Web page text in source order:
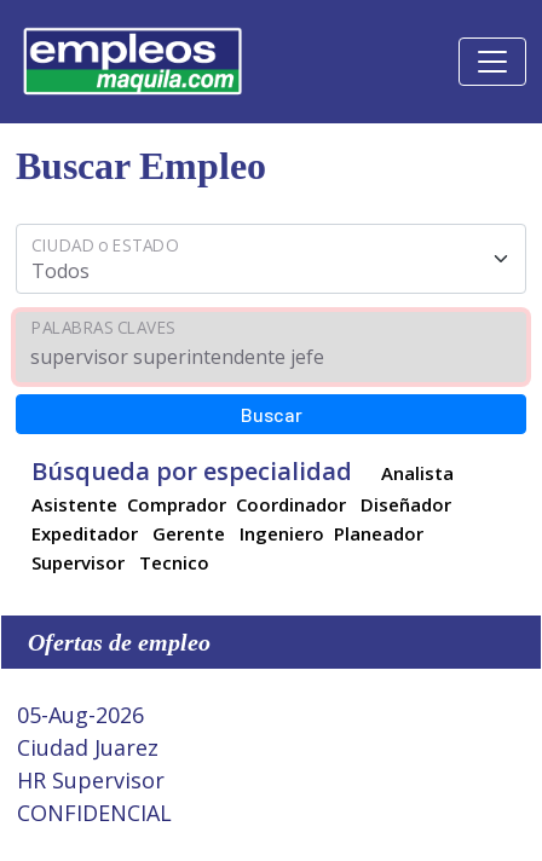
Buscar Empleo
CIUDAD o ESTADO
PALABRAS CLAVES
Búsqueda por especialidad
Analista
Asistente Comprador Coordinador
Diseñador
Expeditador
Gerente Ingeniero Planeador
Supervisor
Tecnico
Ofertas de empleo
05-Aug-2026
Ciudad Juarez
HR Supervisor
CONFIDENCIAL